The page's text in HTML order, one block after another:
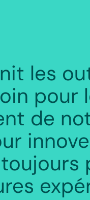
les
pour
de